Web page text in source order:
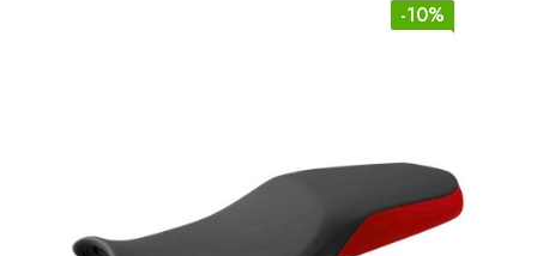
-10%